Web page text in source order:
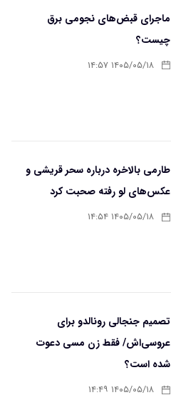
ماجرای قبض‌های نجومی برق
چیست؟
۱۴۰۵/۰۵/۱۸ ۱۴:۵۷
طارمی بالاخره درباره سحر قریشی و
عکس‌های لو رفته صحبت کرد
۱۴۰۵/۰۵/۱۸ ۱۴:۵۴
تصمیم جنجالی رونالدو برای
عروسی‌اش/ فقط زن مسی دعوت
شده است؟
۱۴۰۵/۰۵/۱۸ ۱۴:۴۹